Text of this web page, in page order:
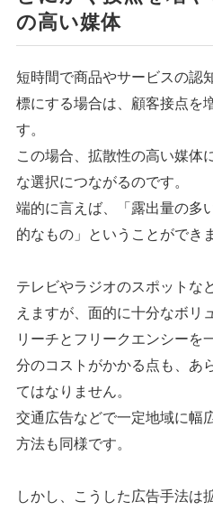
の高い媒体
短時間で商品やサービスの認
標にする場合は、顧客接点を
す。
この場合、拡散性の高い媒体
な選択につながるのです。
端的に言えば、「露出量の多
的なもの」ということができ
テレビやラジオのスポットな
えますが、面的に十分なボリ
リーチとフリークエンシーを
分のコストがかかる点も、あ
てはなりません。
交通広告などで一定地域に幅
方法も同様です。
しかし、こうした広告手法は